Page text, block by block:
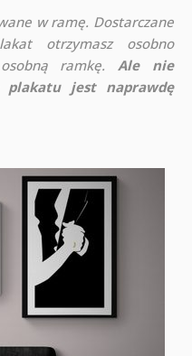
w ramę. Dostarczane
otrzymasz osobno
ramkę.
Ale nie
plakatu jest naprawdę